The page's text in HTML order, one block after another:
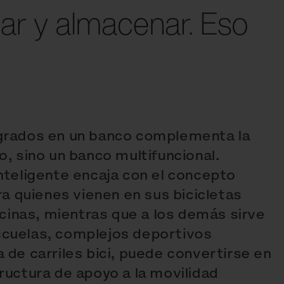
y almacenar. Eso
en un banco complementa la
sino un banco multifuncional.
encaja con el concepto
quienes vienen en sus bicicletas
mientras que a los demás sirve
complejos deportivos
carriles bici, puede convertirse en
de apoyo a la movilidad